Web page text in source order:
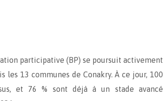
participative (BP) se poursuit activement
les 13 communes de Conakry. À ce jour, 100
et 76 % sont déjà à un stade avancé